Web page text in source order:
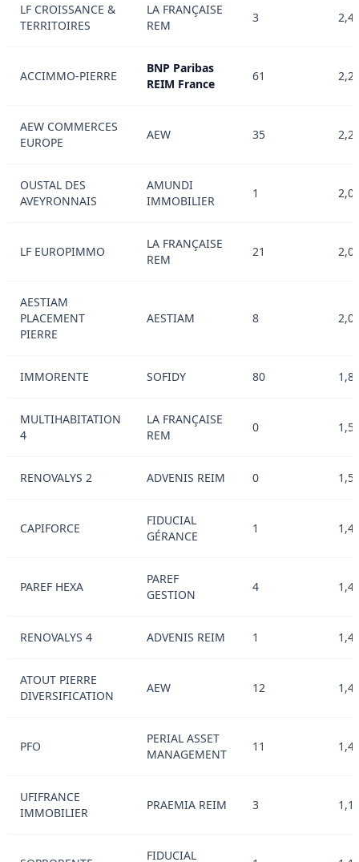
LF CROISSANCE &
TERRITOIRES
LA FRANÇAISE
REM
3
ACCIMMO-PIERRE
BNP Paribas
REIM France
61
AEW COMMERCES
EUROPE
AEW 35
OUSTAL DES
AVEYRONNAIS
AMUNDI
IMMOBILIER
1
LF EUROPIMMO
LA FRANÇAISE
REM
21
AESTIAM
PLACEMENT
PIERRE
AESTIAM 8
IMMORENTE SOFIDY 80
MULTIHABITATION
4
LA FRANÇAISE
REM
0
RENOVALYS 2 ADVENIS REIM 0
CAPIFORCE
FIDUCIAL
GÉRANCE
1
PAREF HEXA
PAREF
GESTION
4
RENOVALYS 4 ADVENIS REIM 1
ATOUT PIERRE
DIVERSIFICATION
AEW 12
PFO
PERIAL ASSET
MANAGEMENT
11
UFIFRANCE
IMMOBILIER
PRAEMIA REIM 3
FIDUCIAL